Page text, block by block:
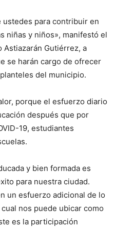
ustedes para contribuir en
niñas y niños», manifestó el
Gutiérrez, a
se harán cargo de ofrecer
del municipio.
porque el esfuerzo diario
después que por
19, estudiantes
y bien formada es
para nuestra ciudad.
un esfuerzo adicional de lo
nos puede ubicar como
es la participación